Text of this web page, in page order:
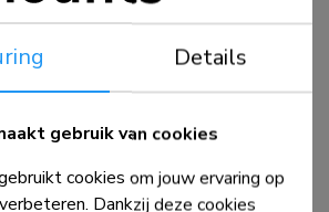
10-32" - gasveer
Details
gebruik van cookies
cookies om jouw ervaring op
Dankzij deze cookies